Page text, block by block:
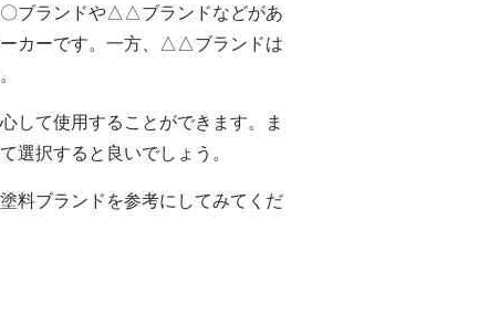
〇ブランドや△△ブランドなどがあ
ーカーです。一方、△△ブランドは
して使用することができます。ま
選択すると良いでしょう。
料ブランドを参考にしてみてくだ